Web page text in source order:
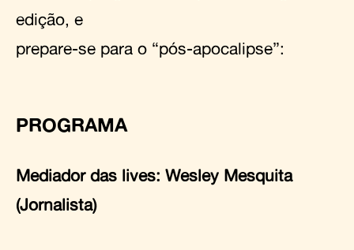
edição, e
prepare-se para o “pós-apocalipse”:
PROGRAMA
Mediador das lives: Wesley Mesquita
(Jornalista)